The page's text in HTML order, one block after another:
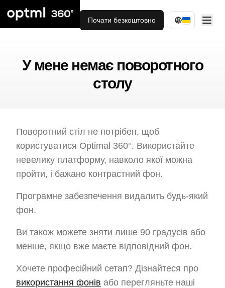
Почати безкоштовно
У мене немає поворотного
столу
Поворотний стіл не потрібен, щоб
користуватися Optimal 360°. Використайте
невелику платформу, навколо якої можна
пройти, і бажано контрастний фон.
Програмне забезпечення видалить будь-який
фон.
Ви також можете зняти лише 90 градусів або
менше, якщо вже маєте відповідний фон.
Хочете професійний сетап? Дізнайтеся про
використання фонів або перегляньте наші